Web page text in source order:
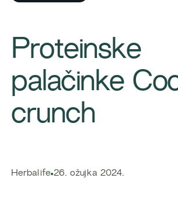
​​Proteinske
palačinke
crunch
​​Herbalife​ 26. ožujka 2024.